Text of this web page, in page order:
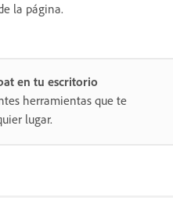
la página.
en tu escritorio
herramientas que te
lugar.